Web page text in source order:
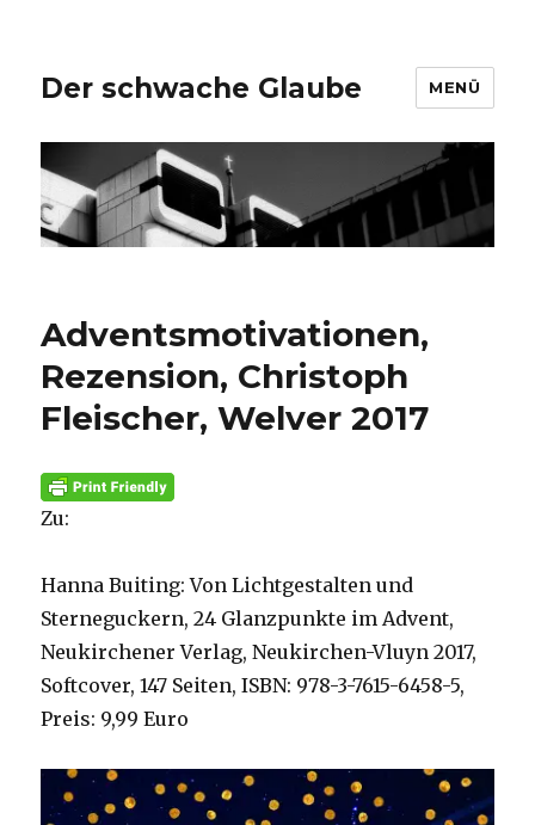
Der schwache Glaube MENÜ
Adventsmotivationen,
Rezension, Christoph
Fleischer, Welver 2017
Zu:
Hanna Buiting: Von Lichtgestalten und
Sterneguckern, 24 Glanzpunkte im Advent,
Neukirchener Verlag, Neukirchen-Vluyn 2017,
Softcover, 147 Seiten, ISBN: 978-3-7615-6458-5,
Preis: 9,99 Euro